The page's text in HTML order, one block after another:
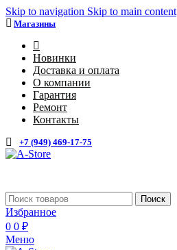
Skip to navigation Skip to main content
Магазины
Новинки
Доставка и оплата
О компании
Гарантия
Ремонт
Контакты
+7 (949) 469-17-75
Поиск
Избранное
0 0 ₽
Меню